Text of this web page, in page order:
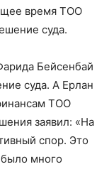
время ТОО
суда.
Бейсенбай
суда. А Ерлан
ТОО
заявил: «На
спор. Это
много